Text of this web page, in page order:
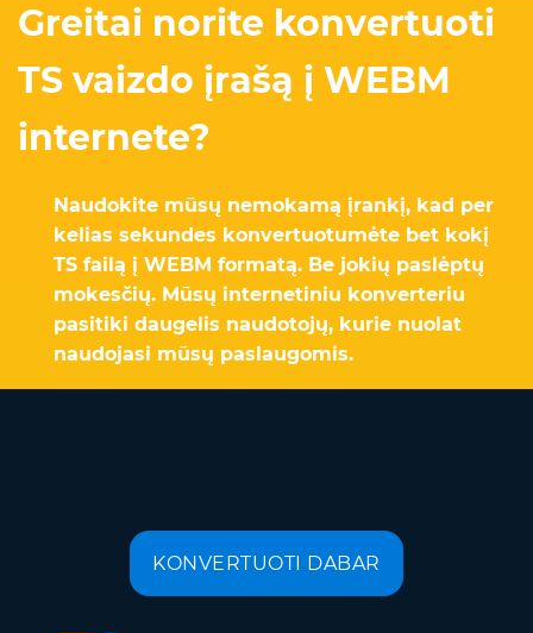
Greitai norite konvertuoti
TS vaizdo įrašą į WEBM
internete?
Naudokite mūsų nemokamą įrankį, kad per
kelias sekundes konvertuotumėte bet kokį
TS failą į WEBM formatą. Be jokių paslėptų
mokesčių. Mūsų internetiniu konverteriu
pasitiki daugelis naudotojų, kurie nuolat
naudojasi mūsų paslaugomis.
KONVERTUOTI DABAR